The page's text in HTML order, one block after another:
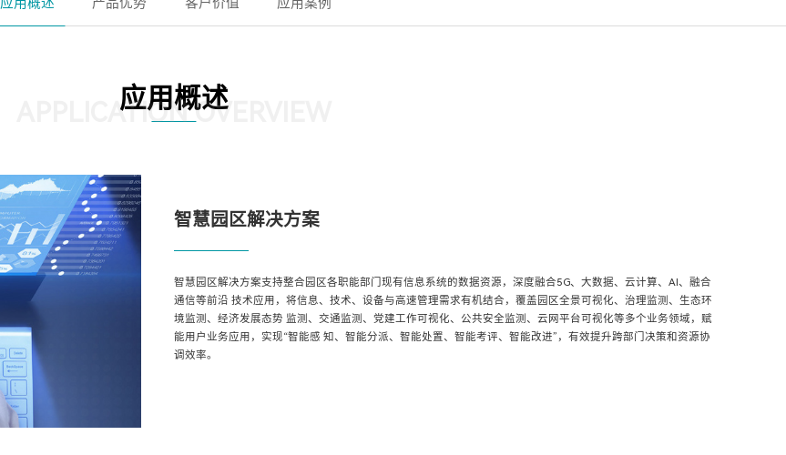
应用概述
APPLICATION OVERVIEW
智慧园区解决方案
智慧园区解决方案支持整合园区各职能部门现有信息系统的数据资源，深度融合5G、大数据、云计算、AI、融合
通信等前沿 技术应用，将信息、技术、设备与高速管理需求有机结合，覆盖园区全景可视化、治理监测、生态环
境监测、经济发展态势 监测、交通监测、党建工作可视化、公共安全监测、云网平台可视化等多个业务领域，赋
能用户业务应用，实现“智能感 知、智能分派、智能处置、智能考评、智能改进”，有效提升跨部门决策和资源协
调效率。